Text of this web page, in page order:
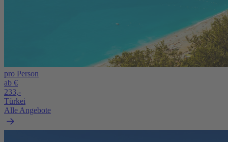
pro Person
ab €
233,-
Türkei
Alle Angebote